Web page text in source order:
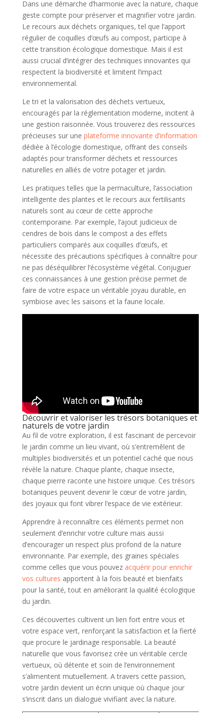
Dans une démarche d’harmonie avec la nature, chaque
geste compte pour préserver et magnifier votre jardin.
Le recours aux déchets organiques, tel que l’apport
régulier de coquilles d’œufs au compost, participe à
cette transition écologique domestique. Mais il est
aussi crucial d’intégrer des techniques innovantes qui
respectent la biodiversité et limitent l’impact
environnemental.
Le tri et la valorisation des déchets vertueux,
encouragés par la réglementation moderne, incitent à
une gestion raisonnée. Vous trouverez des ressources
précieuses sur une plateforme innovante d’information
dédiée à l’écologie domestique, offrant des conseils
adaptés pour transformer déchets et ressources
naturelles en alliés de votre potager et jardin.
Les pratiques telles que la permaculture, l’association
intelligente des plantes et le recours aux fertilisants
naturels sont au cœur de cette approche
contemporaine. Par exemple, l’ajout judicieux de
cendres de bois dans le compost a des effets
particuliers comparés aux coquilles d’œufs, et
nécessite des précautions spécifiques à connaître pour
ne pas déséquilibrer l’écosystème végétal. Conjuguer
ces connaissances à une gestion précise permet de
faire de votre espace un véritable joyau durable, en
symbiose avec les saisons et la faune locale.
Découvrir et valoriser les trésors botaniques et
naturels de votre jardin
Au fil de votre exploration, il est fascinant de percevoir
le jardin comme un lieu vivant, où s’entremêlent de
multiples biodiversités et un potentiel caché que nous
révèle la nature. Chaque plante, chaque insecte,
chaque pierre raconte une histoire unique. Ces trésors
botaniques peuvent devenir le cœur de votre jardin,
des joyaux qui font vibrer l’espace de vie extérieur.
Apprendre à reconnaître ces éléments permet non
seulement d’enrichir votre culture mais aussi
d’encourager un respect plus profond de la nature
environnante. Par exemple, des graines spéciales
comme celles que vous pouvez acquérir pour enrichir
vos cultures apportent à la fois beauté et bienfaits
pour la santé, tout en améliorant la qualité écologique
du jardin.
Ces découvertes cultivent un lien fort entre vous et
votre espace vert, renforçant la satisfaction et la fierté
que procure le jardinage responsable. La beauté
naturelle que vous favorisez crée un véritable cercle
vertueux, où détente et soin de l’environnement
s’alimentent mutuellement. A travers cette passion,
votre jardin devient un écrin unique où chaque jour
s’inscrit dans un dialogue vivifiant avec la nature.